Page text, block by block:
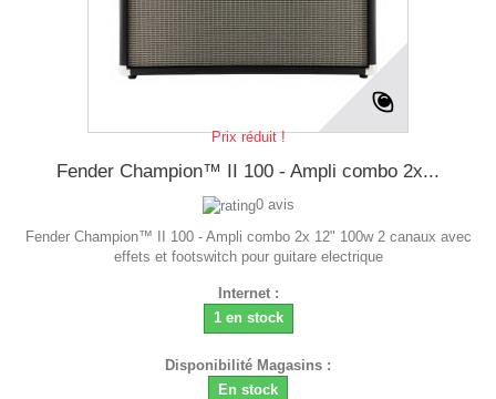
Prix réduit !
Fender Champion™ II 100 - Ampli combo 2x...
0 avis
Fender Champion™ II 100 - Ampli combo 2x 12" 100w 2 canaux avec
effets et footswitch pour guitare electrique
Internet :
1 en stock
Disponibilité Magasins :
En stock